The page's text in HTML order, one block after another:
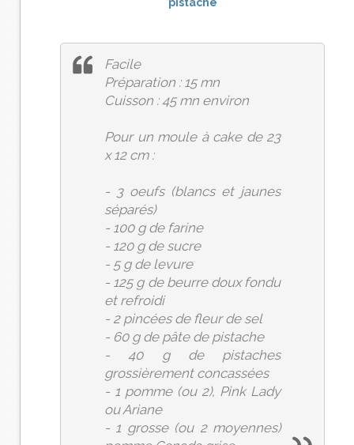
Facile
Préparation : 15 mn
Cuisson : 45 mn environ
Pour un moule à cake de 23
x 12 cm :
- 3 oeufs (blancs et jaunes
séparés)
- 100 g de farine
- 120 g de sucre
- 5 g de levure
- 125 g de beurre doux fondu
et refroidi
- 2 pincées de fleur de sel
- 60 g de pâte de pistache
- 40 g de pistaches
grossièrement concassées
- 1 pomme (ou 2), Pink Lady
ou Ariane
- 1 grosse (ou 2 moyennes)